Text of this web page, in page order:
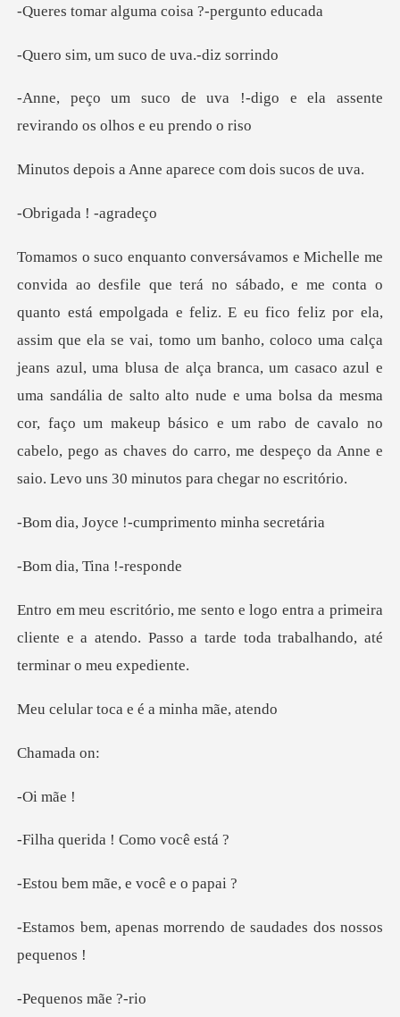
lguma coisa ?-p
m suco de uva
-digo e ela assente
revirand
Anne aparece com
da ! -a
assim que ela se vai, tomo um banho, coloco uma calça
jeans azul, uma blusa de alça branca, um casaco azul e
uma sandália de salto alto nude e uma bolsa da me
!-cumprimento
, Tina !
a primeira
cliente e a atendo. Passo a tarde
oca e é a min
mad
mã
ida ! Como
mãe, e você
morrendo de saudades
nos mã